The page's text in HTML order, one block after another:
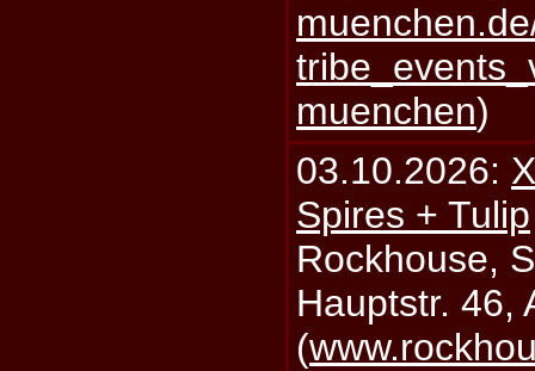
muenchen)
03.10.2026:
Spires + Tulip
Rockhouse,
Hauptstr. 46,
(